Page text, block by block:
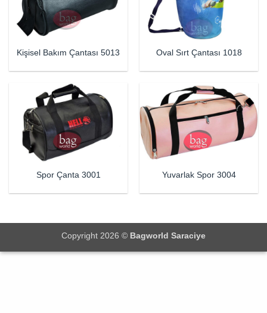
Kişisel Bakım Çantası 5013 Oval Sırt Çantası 1018
Spor Çanta 3001 Yuvarlak Spor 3004
Copyright 2026 © Bagworld Saraciye